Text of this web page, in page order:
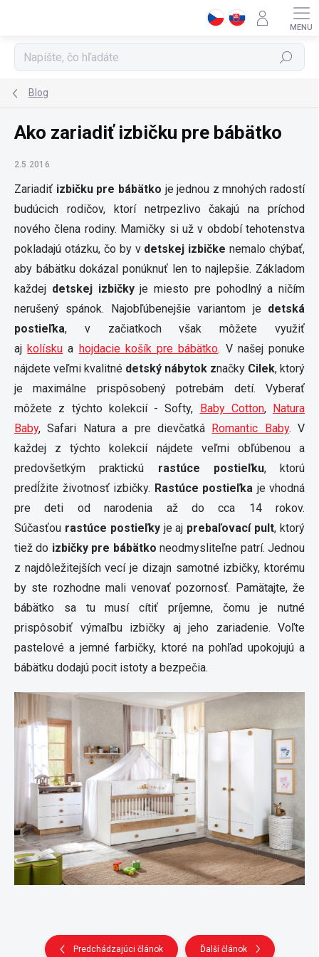
Hľadať
Blog
Ako zariadiť izbičku pre bábätko
2.5.2016
Zariadiť izbičku pre bábätko je jednou z mnohých radostí
budúcich rodičov, ktorí netrpezlivo čakajú na príchod
nového člena rodiny. Mamičky si už v období tehotenstva
pokladajú otázku, čo by v detskej izbičke nemalo chýbať,
aby bábätku dokázal ponúknuť len to najlepšie. Základom
každej detskej izbičkyje miesto pre pohodlný a ničím
nerušený spánok. Najobľúbenejšie variantom je detská
postieľka, v začiatkoch však môžete využiť
ajkolísku a hojdacie košík pre bábätko. V našej ponuke
nájdete veľmi kvalitné detský nábytok značky Cilek, ktorý
je maximálne prispôsobený potrebám detí. Vyberať
môžete z týchto kolekcií - Softy, Baby Cotton, Natura
Baby, Safari Natura a pre dievčatká Romantic Baby. V
každej z týchto kolekcií nájdete veľmi obľúbenou a
predovšetkým praktickú rastúce postieľku, ktorú
predĺžite životnosť izbičky. Rastúce postieľka je vhodná
pre deti od narodenia až do cca 14 rokov.
Súčasťou rastúce postieľkyje aj prebaľovací pult, ktorý
tiež do izbičky pre bábätko neodmysliteľne patrí. Jednou
z najdôležitejších vecí je dizajn samotné izbičky, ktorému
by ste rozhodne mali venovať pozornosť. Pamätajte, že
bábätko sa tu musí cítiť príjemne, čomu je nutné
prispôsobiť výmaľbu izbičky aj jeho zariadenie. Voľte
pastelové a jemné farbičky, ktoré na pohľad upokojujú a
bábätku dodajú pocit istoty a bezpečia.
Predchádzajúci článok Ďalší článok